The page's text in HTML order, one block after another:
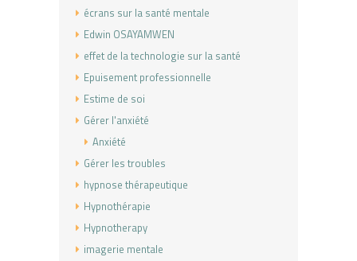
écrans sur la santé mentale
Edwin OSAYAMWEN
effet de la technologie sur la santé
Epuisement professionnelle
Estime de soi
Gérer l'anxiété
Anxiété
Gérer les troubles
hypnose thérapeutique
Hypnothérapie
Hypnotherapy
imagerie mentale